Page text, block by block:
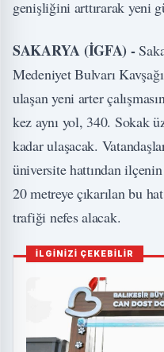
genişliğini arttırarak yeni
SAKARYA (İGFA) -
Medeniyet Bulvarı
ulaşan yeni arter
kez aynı yol, 340. Sokak
kadar ulaşacak.
üniversite hattından
20 metreye çıkarılan bu
trafiği nefes alacak.
İLGİNİZİ ÇEKEBİLİR